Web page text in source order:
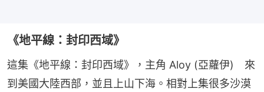
《地平線：封印西域》
這集《地平線：封印西域》，主角 Aloy (亞蘿伊)　來
到美國大陸西部，並且上山下海。相對上集很多沙漠